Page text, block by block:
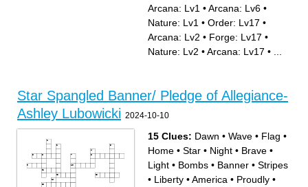
Order: Lv1
Knowledge: Lv3
Forge: Lv17
Tempest: Lv1
Order: Lv6
Arcana: Lv1 •Arcana: Lv6 •
Nature: Lv1 • Order: Lv17 •
Arcana: Lv2 • Forge: Lv17 •
Nature: Lv2 •Arcana: Lv17 •
Star Spangled Banner/ Pledge of Allegiance-
Ashley Lubowicki 2024-10-10
15 Clues: Dawn • Wave • Flag •
Home • Star • Night • Brave •
Light • Bombs • Banner • Stripes
• Liberty •America • Proudly •